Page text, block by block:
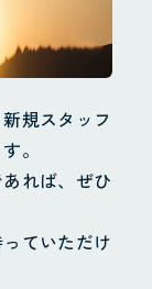
規スタッフ
。
れば、ぜひ
ていただけ